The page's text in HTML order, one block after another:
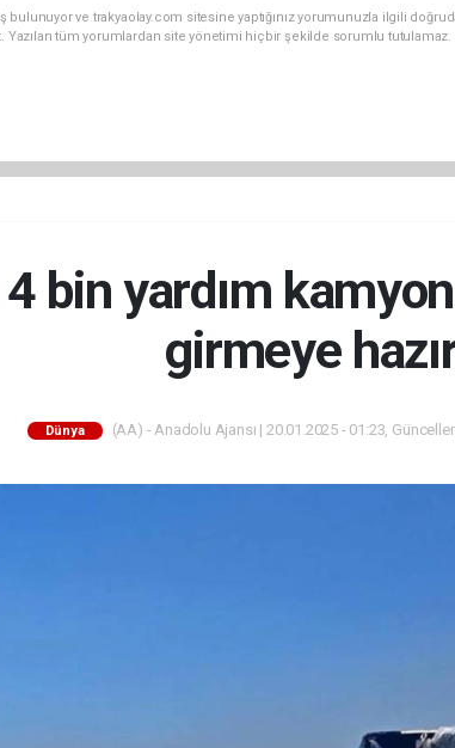
bulunuyor ve trakyaolay.com sitesine yaptığınız yorumunuzla ilgili
Yazılan tüm yorumlardan site yönetimi hiçbir şekilde sorumlu tutulamaz.
bin yardım
girmeye
Dünya (AA) - Anadolu Ajansı | 20.01.2025 - 01:23,